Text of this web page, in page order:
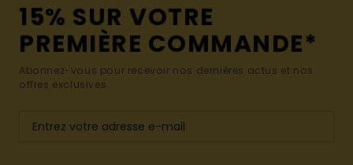
15% SUR VOTRE
PREMIÈRE COMMANDE*
Abonnez-vous pour recevoir nos dernières actus et nos
offres exclusives.